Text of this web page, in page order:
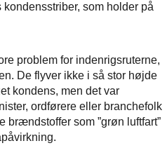
som holder på
problem for indenrigsruterne,
De flyver ikke i så stor højde
kondens, men det var
ordførere eller branchefolk
brændstoffer som ”grøn luftfart”